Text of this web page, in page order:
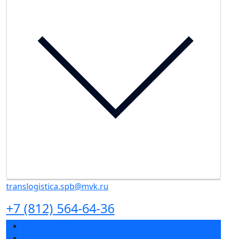
translogistica.spb@mvk.ru
+7 (812) 564-64-36